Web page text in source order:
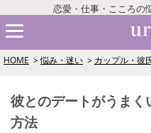
恋愛・仕事・こころの
HOME 悩み・迷い カップル・彼
彼とのデートがうま
方法